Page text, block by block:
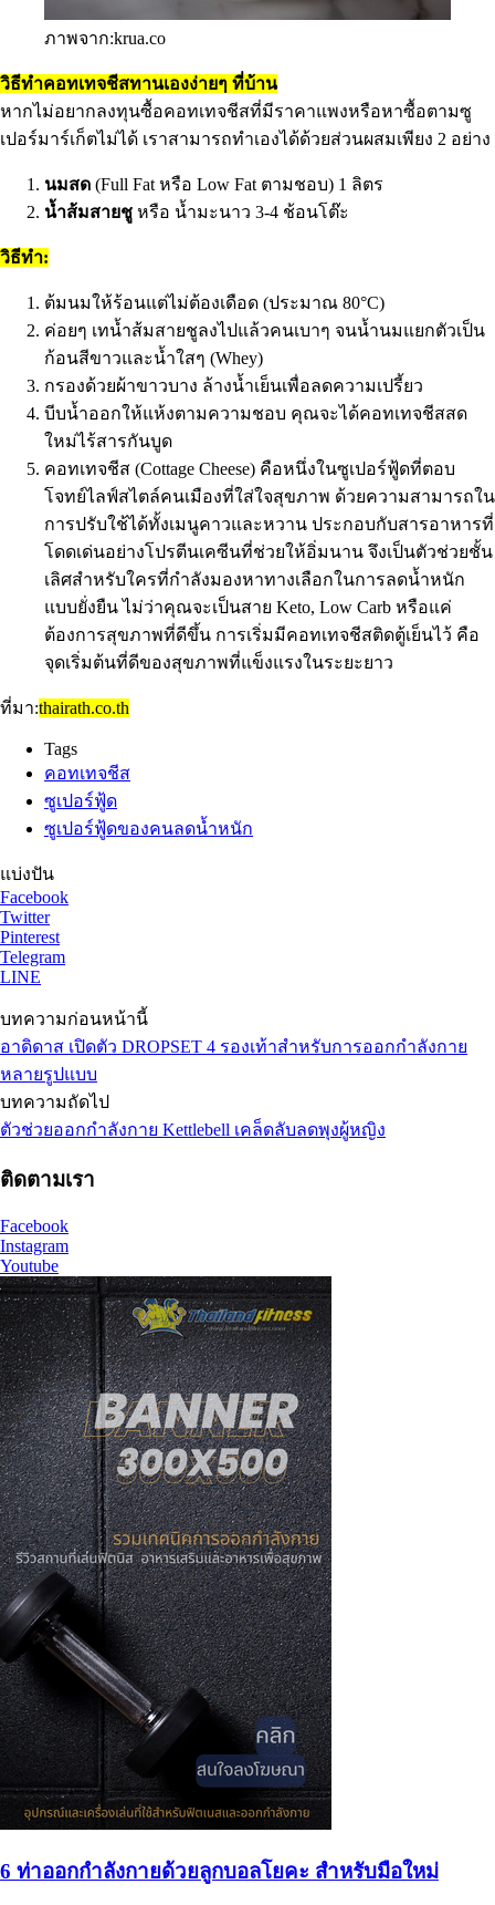
ภาพจาก:krua.co
วิธีทำคอทเทจชีสทานเองง่ายๆ ที่บ้าน
หากไม่อยากลงทุนซื้อคอทเทจชีสที่มีราคาแพงหรือหาซื้อตามซู
เปอร์มาร์เก็ตไม่ได้ เราสามารถทำเองได้ด้วยส่วนผสมเพียง 2 อย่าง
นมสด (Full Fat หรือ Low Fat ตามชอบ) 1 ลิตร
น้ำส้มสายชู หรือ น้ำมะนาว 3-4 ช้อนโต๊ะ
วิธีทำ:
ต้มนมให้ร้อนแต่ไม่ต้องเดือด (ประมาณ 80°C)
ค่อยๆ เทน้ำส้มสายชูลงไปแล้วคนเบาๆ จนน้ำนมแยกตัวเป็น
ก้อนสีขาวและน้ำใสๆ (Whey)
กรองด้วยผ้าขาวบาง ล้างน้ำเย็นเพื่อลดความเปรี้ยว
บีบน้ำออกให้แห้งตามความชอบ คุณจะได้คอทเทจชีสสด
ใหม่ไร้สารกันบูด
คอทเทจชีส (Cottage Cheese) คือหนึ่งในซูเปอร์ฟู้ดที่ตอบ
โจทย์ไลฟ์สไตล์คนเมืองที่ใส่ใจสุขภาพ ด้วยความสามารถใน
การปรับใช้ได้ทั้งเมนูคาวและหวาน ประกอบกับสารอาหารที่
โดดเด่นอย่างโปรตีนเคซีนที่ช่วยให้อิ่มนาน จึงเป็นตัวช่วยชั้น
เลิศสำหรับใครที่กำลังมองหาทางเลือกในการลดน้ำหนัก
แบบยั่งยืน ไม่ว่าคุณจะเป็นสาย Keto, Low Carb หรือแค่
ต้องการสุขภาพที่ดีขึ้น การเริ่มมีคอทเทจชีสติดตู้เย็นไว้ คือ
จุดเริ่มต้นที่ดีของสุขภาพที่แข็งแรงในระยะยาว
ที่มา:thairath.co.th
Tags
คอทเทจชีส
ซูเปอร์ฟู้ด
ซูเปอร์ฟู้ดของคนลดน้ำหนัก
แบ่งปัน
Facebook
Twitter
Pinterest
Telegram
LINE
บทความก่อนหน้านี้
อาดิดาส เปิดตัว DROPSET 4 รองเท้าสำหรับการออกกำลังกาย
หลายรูปแบบ
บทความถัดไป
ตัวช่วยออกกำลังกาย Kettlebell เคล็ดลับลดพุงผู้หญิง
ติดตามเรา
Facebook
Instagram
Youtube
6 ท่าออกกำลังกายด้วยลูกบอลโยคะ สำหรับมือใหม่